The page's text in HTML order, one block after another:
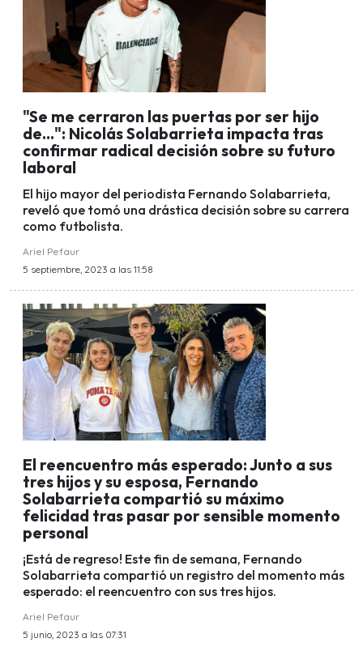
"Se me cerraron las puertas por ser hijo
de...": Nicolás Solabarrieta impacta tras
confirmar radical decisión sobre su futuro
laboral
El hijo mayor del periodista Fernando Solabarrieta,
reveló que tomó una drástica decisión sobre su carrera
como futbolista.
Ariel Pefaur
5 septiembre, 2023 a las 11:58
El reencuentro más esperado: Junto a sus
tres hijos y su esposa, Fernando
Solabarrieta compartió su máximo
felicidad tras pasar por sensible momento
personal
¡Está de regreso! Este fin de semana, Fernando
Solabarrieta compartió un registro del momento más
esperado: el reencuentro con sus tres hijos.
Ariel Pefaur
5 junio, 2023 a las 07:31